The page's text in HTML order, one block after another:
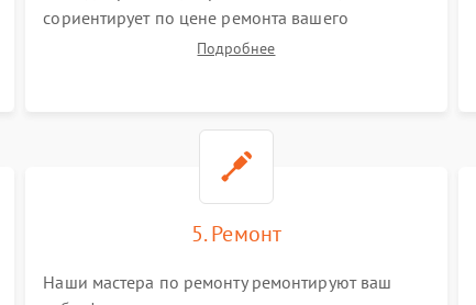
сориентирует по цене ремонта вашего
сабвуфера а также ответит на все ваши вопросы.
Подробнее
5. Ремонт
Наши мастера по ремонту ремонтируют ваш